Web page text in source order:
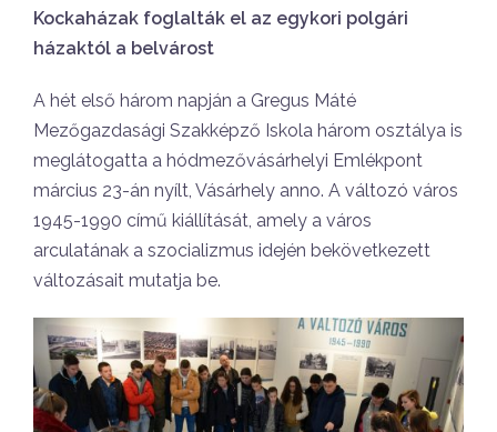
Kockaházak foglalták el az egykori polgári
házaktól a belvárost
A hét első három napján a Gregus Máté
Mezőgazdasági Szakképző Iskola három osztálya is
meglátogatta a hódmezővásárhelyi Emlékpont
március 23-án nyílt, Vásárhely anno. A változó város
1945-1990 című kiállítását, amely a város
arculatának a szocializmus idején bekövetkezett
változásait mutatja be.